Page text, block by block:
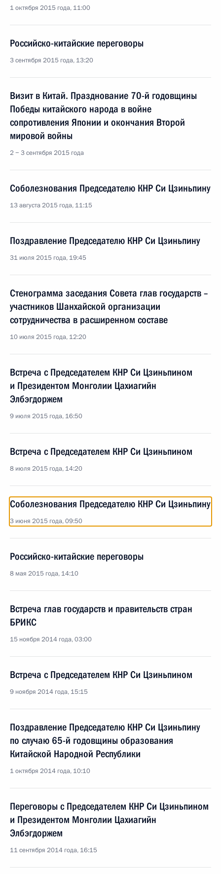
1 октября 2015 года, 11:00
Российско-китайские переговоры
3 сентября 2015 года, 13:20
Визит в Китай. Празднование 70-й годовщины
Победы китайского народа в войне
сопротивления Японии и окончания Второй
мировой войны
2 − 3 сентября 2015 года
Соболезнования Председателю КНР Си Цзиньпину
13 августа 2015 года, 11:15
Поздравление Председателю КНР Си Цзиньпину
31 июля 2015 года, 19:45
Стенограмма заседания Совета глав государств –
участников Шанхайской организации
сотрудничества в расширенном составе
10 июля 2015 года, 12:20
Встреча с Председателем КНР Си Цзиньпином
и Президентом Монголии Цахиагийн
Элбэгдоржем
9 июля 2015 года, 16:50
Встреча с Председателем КНР Си Цзиньпином
8 июля 2015 года, 14:20
Соболезнования Председателю КНР Си Цзиньпину
3 июня 2015 года, 09:50
Российско-китайские переговоры
8 мая 2015 года, 14:10
Встреча глав государств и правительств стран
БРИКС
15 ноября 2014 года, 03:00
Встреча с Председателем КНР Си Цзиньпином
9 ноября 2014 года, 15:15
Поздравление Председателю КНР Си Цзиньпину
по случаю 65-й годовщины образования
Китайской Народной Республики
1 октября 2014 года, 10:10
Переговоры с Председателем КНР Си Цзиньпином
и Президентом Монголии Цахиагийн
Элбэгдоржем
11 сентября 2014 года, 16:15